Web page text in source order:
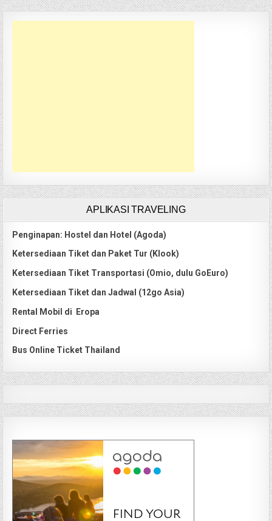
APLIKASI TRAVELING
Penginapan: Hostel dan Hotel (Agoda)
Ketersediaan Tiket dan Paket Tur (Klook)
Ketersediaan Tiket Transportasi (Omio, dulu GoEuro)
Ketersediaan Tiket dan Jadwal (12go Asia)
Rental Mobil di Eropa
Direct Ferries
Bus Online Ticket Thailand